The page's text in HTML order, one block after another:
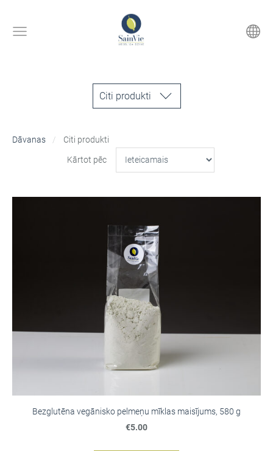
Citi produkti
Dāvanas
Citi produkti
Kārtot pēc
Bezglutēna vegānisko pelmeņu mīklas maisījums, 580 g
€5.00